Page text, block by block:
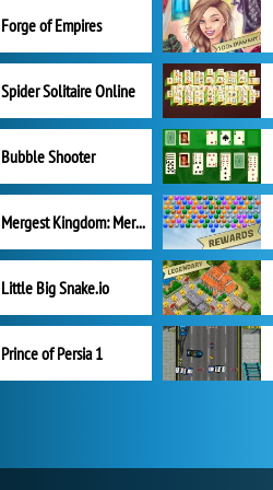
Forge of Empires
Spider Solitaire Online
Bubble Shooter
Mergest Kingdom: Merge Puzzle
Little Big Snake.io
Prince of Persia 1